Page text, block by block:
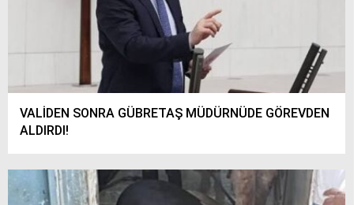
VALİDEN SONRA GÜBRETAŞ MÜDÜRNÜDE GÖREVDEN
ALDIRDI!